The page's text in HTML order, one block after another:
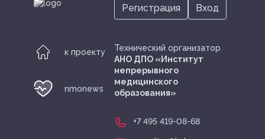
к проекту
nmonews
Технический организатор
АНО ДПО «Институт
непрерывного
медицинского
образования»
+7 495 419-08-68
Регистрация Вход